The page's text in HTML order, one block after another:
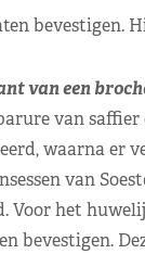
bevestigen.
van een
van
waarna er
van
Voor het
bevestigen.